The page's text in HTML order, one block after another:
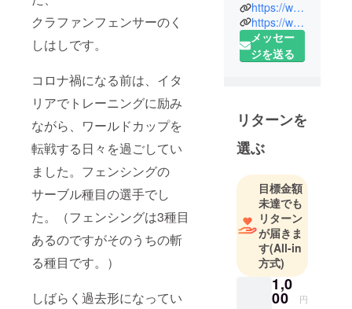
クラファンフェンサーのく
しはしです。
コロナ禍になる前は、イタ
リアでトレーニングに励み
ながら、ワールドカップを
転戦する日々を過ごしてい
ました。フェンシングの
サーブル種目の選手でし
た。（フェンシングは3種目
あるのですがそのうちの斬
る種目です。）
しばらく過去形になってい
https://www.facebook.com/mayu.kushihashi
https://www.facebook.com/KushizziProject/
メッセー
ジを送る
リターンを
選ぶ
目標金額
未達でも
リターン
が届きま
す(All-in
方式)
1,0
00 円